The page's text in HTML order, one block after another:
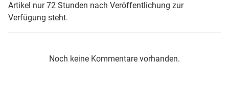
Artikel nur 72 Stunden nach Veröffentlichung zur
Verfügung steht.
Noch keine Kommentare vorhanden.